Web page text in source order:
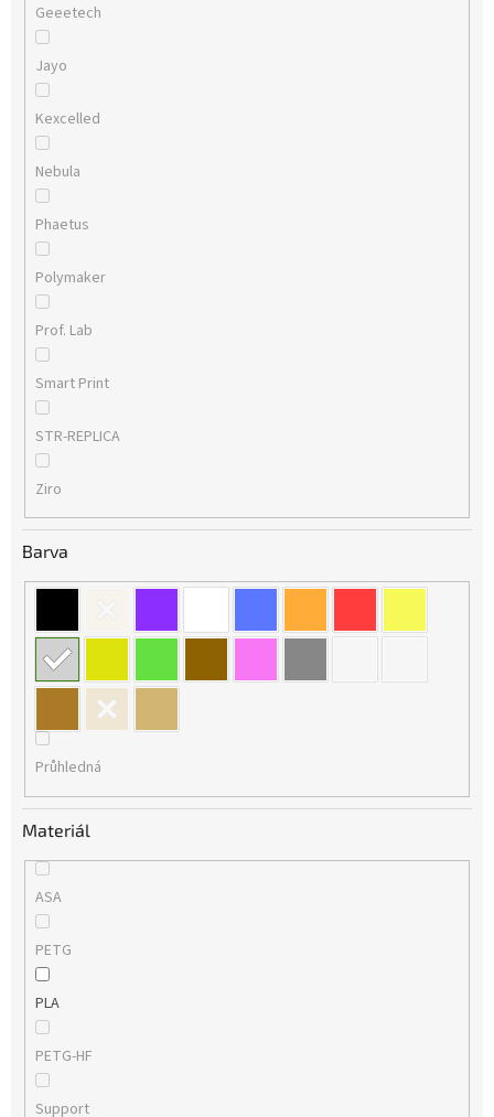
Geeetech
Jayo
Kexcelled
Nebula
Phaetus
Polymaker
Prof. Lab
Smart Print
STR-REPLICA
Ziro
Barva
Průhledná
Materiál
ASA
PETG
PLA
PETG-HF
Support